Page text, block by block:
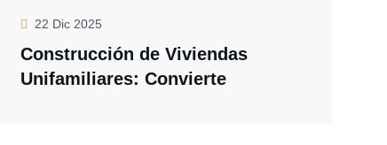
22 Dic 2025
Construcción de Viviendas
Unifamiliares: Convierte